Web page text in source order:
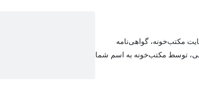
با درک عمیق مفهوم
از مشتق
مکتب‌خونه، گواهی‌نامه
توسط مکتب‌خونه به اسم شما